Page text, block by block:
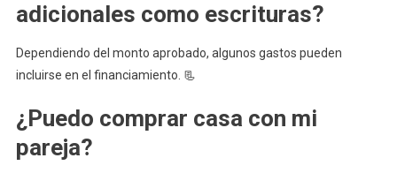
adicionales como escrituras?
Dependiendo del monto aprobado, algunos gastos pueden
incluirse en el financiamiento. 📃
¿Puedo comprar casa con mi
pareja?